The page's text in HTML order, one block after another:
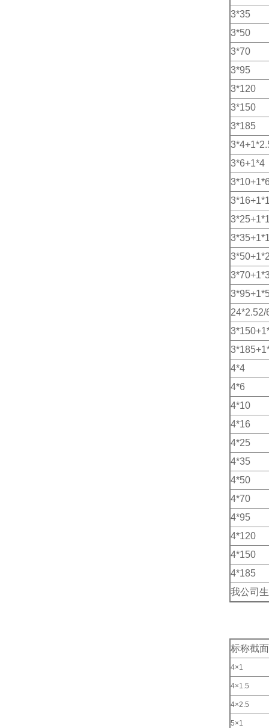
3*35
3*50
3*70
3*95
3*120
3*150
3*185
3*6+1*4
24*2.52/
4*4
4*6
4*10
4*16
4*25
4*35
4*50
4*70
4*95
4*120
4*150
4*185
我公司
标称截
4×1
4×1.5
4×2.5
5×1